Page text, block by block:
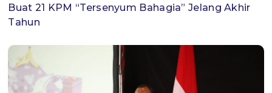
Buat 21 KPM “Tersenyum Bahagia” Jelang Akhir
Tahun